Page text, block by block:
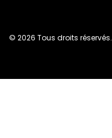
© 2026 Tous droits réservés.